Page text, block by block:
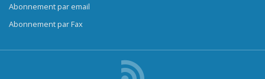
Abonnement par email
Abonnement par Fax